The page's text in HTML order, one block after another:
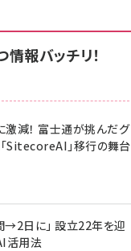
報バッチリ！
減！ 富士通が挑んだグ
SitecoreAI」移行の舞台
→2日に」 設立22年を迎
活用法